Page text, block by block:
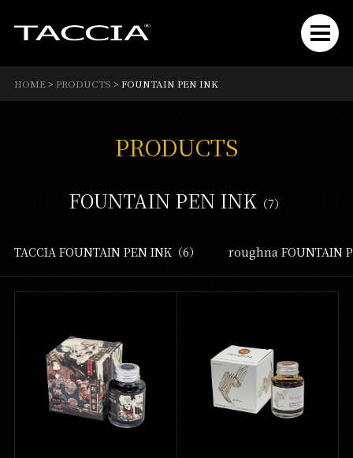
HOME> PRODUCTS > FOUNTAIN PEN INK
PRODUCTS
FOUNTAIN PEN INK （7）
TACCIA FOUNTAIN PEN INK（6） roughna FOUNTAIN